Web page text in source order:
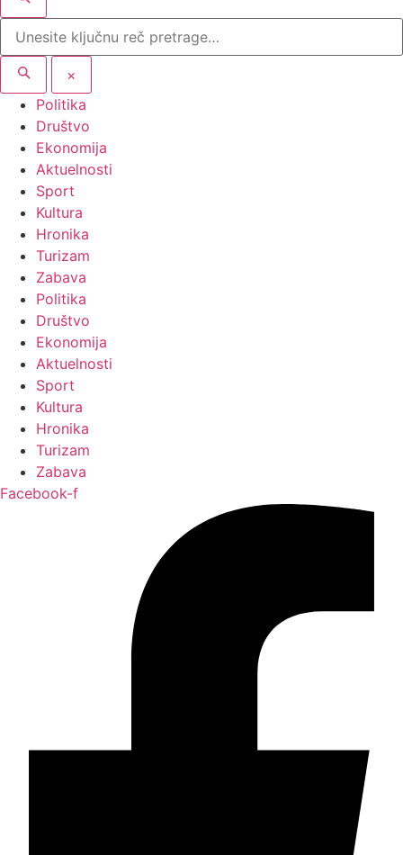
×
Politika
Društvo
Ekonomija
Aktuelnosti
Sport
Kultura
Hronika
Turizam
Zabava
Politika
Društvo
Ekonomija
Aktuelnosti
Sport
Kultura
Hronika
Turizam
Zabava
Facebook-f